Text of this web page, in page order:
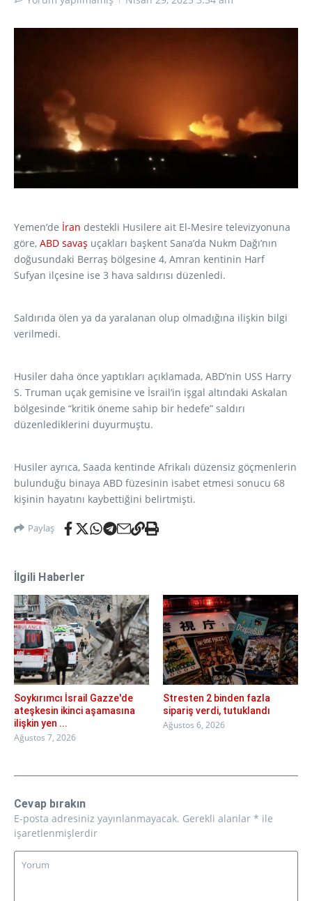
Yemen’de İran destekli Husilere ait El-Mesire televizyonuna
göre, ABD savaş uçakları başkent Sana’da Nukm Dağı’nın
doğusundaki Berraş bölgesine 4, Amran kentinin Harf
Sufyan ilçesine ise 3 hava saldırısı düzenledi.
Saldırıda ölen ya da yaralanan olup olmadığına ilişkin bilgi
verilmedi.
Husiler daha önce yaptıkları açıklamada, ABD’nin USS Harry
S. Truman uçak gemisine ve İsrail’in işgal altındaki Askalan
bölgesinde “kritik öneme sahip bir hedefe” saldırı
düzenlediklerini duyurmuştu.
Husiler ayrıca, Saada kentinde Afrikalı düzensiz göçmenlerin
bulunduğu binaya ABD füzesinin isabet etmesi sonucu 68
kişinin hayatını kaybettiğini belirtmişti.
Paylaş
İlgili Haberler
Soykırımcı İsrail Gazze'de
ateşkesin ikinci aşamasına
ilişkin yen ...
Ağustos 7, 2026
Stresten 2 binden fazla
sipariş verdi, tutuklandı
Ağustos 6, 2026
Cevap bırakın
E-posta adresiniz yayınlanmayacak. Gerekli alanlar * ile
işaretlenmişlerdir